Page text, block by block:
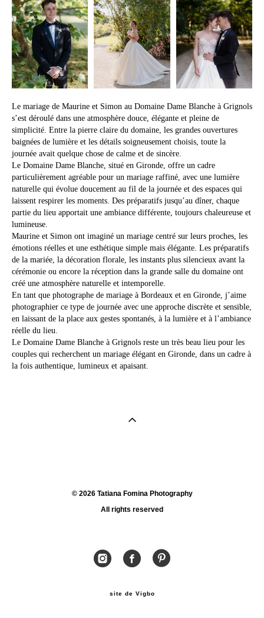
Le mariage de Maurine et Simon au Domaine Dame Blanche à Grignols
s’est déroulé dans une atmosphère douce, élégante et pleine de
simplicité. Entre la pierre claire du domaine, les grandes ouvertures
baignées de lumière et les détails soigneusement choisis, toute la
journée avait quelque chose de calme et de sincère.
Le Domaine Dame Blanche, situé en Gironde, offre un cadre
particulièrement agréable pour un mariage raffiné, avec une lumière
naturelle qui évolue doucement au fil de la journée et des espaces qui
laissent respirer les moments. Des préparatifs jusqu’au dîner, chaque
partie du lieu apportait une ambiance différente, toujours chaleureuse et
lumineuse.
Maurine et Simon ont imaginé un mariage centré sur leurs proches, les
émotions réelles et une esthétique simple mais élégante. Les préparatifs
de la mariée, la décoration florale, les instants plus silencieux avant la
cérémonie ou encore la réception dans la grande salle du domaine ont
créé une atmosphère naturelle et intemporelle.
En tant que photographe de mariage à Bordeaux et en Gironde, j’aime
photographier ce type de journée avec une approche discrète et sensible,
en laissant de la place aux gestes spontanés, à la lumière et à l’ambiance
réelle du lieu.
Le Domaine Dame Blanche à Grignols reste un très beau lieu pour les
couples qui recherchent un mariage élégant en Gironde, dans un cadre à
la fois authentique, lumineux et apaisant.
© 2026 Tatiana Fomina Photography
All rights reserved
site de Vigbo